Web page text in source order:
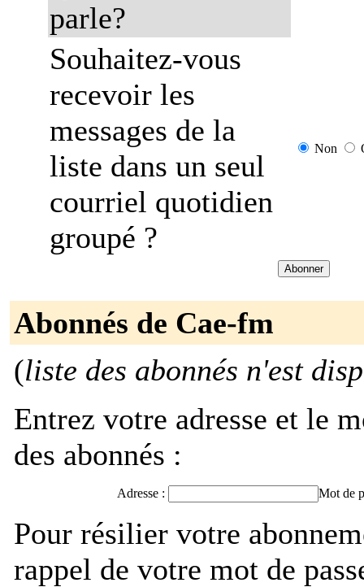
parle?
Souhaitez-vous
recevoir les
messages de la
liste dans un seul
courriel quotidien
groupé ?
Non
Abonnés de Cae-fm
(liste des abonnés n'est
Entrez votre adresse et le
des abonnés :
Adresse : Mot de
Pour résilier votre
rappel de votre mot de